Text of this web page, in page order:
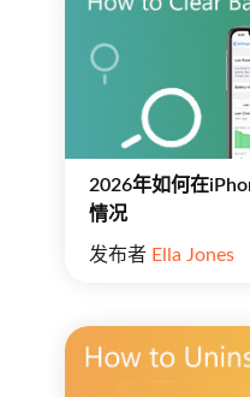
2026年如何在
情况
发布者 Ella Jones